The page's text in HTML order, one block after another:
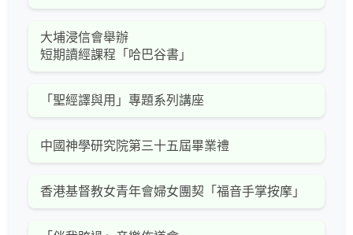
大埔浸信會舉辦
短期讀經課程「哈巴谷書」
「聖經譯與用」專題系列講座
中國神學研究院第三十五屆畢業禮
香港基督教女青年會婦女團契「福音手掌按摩」